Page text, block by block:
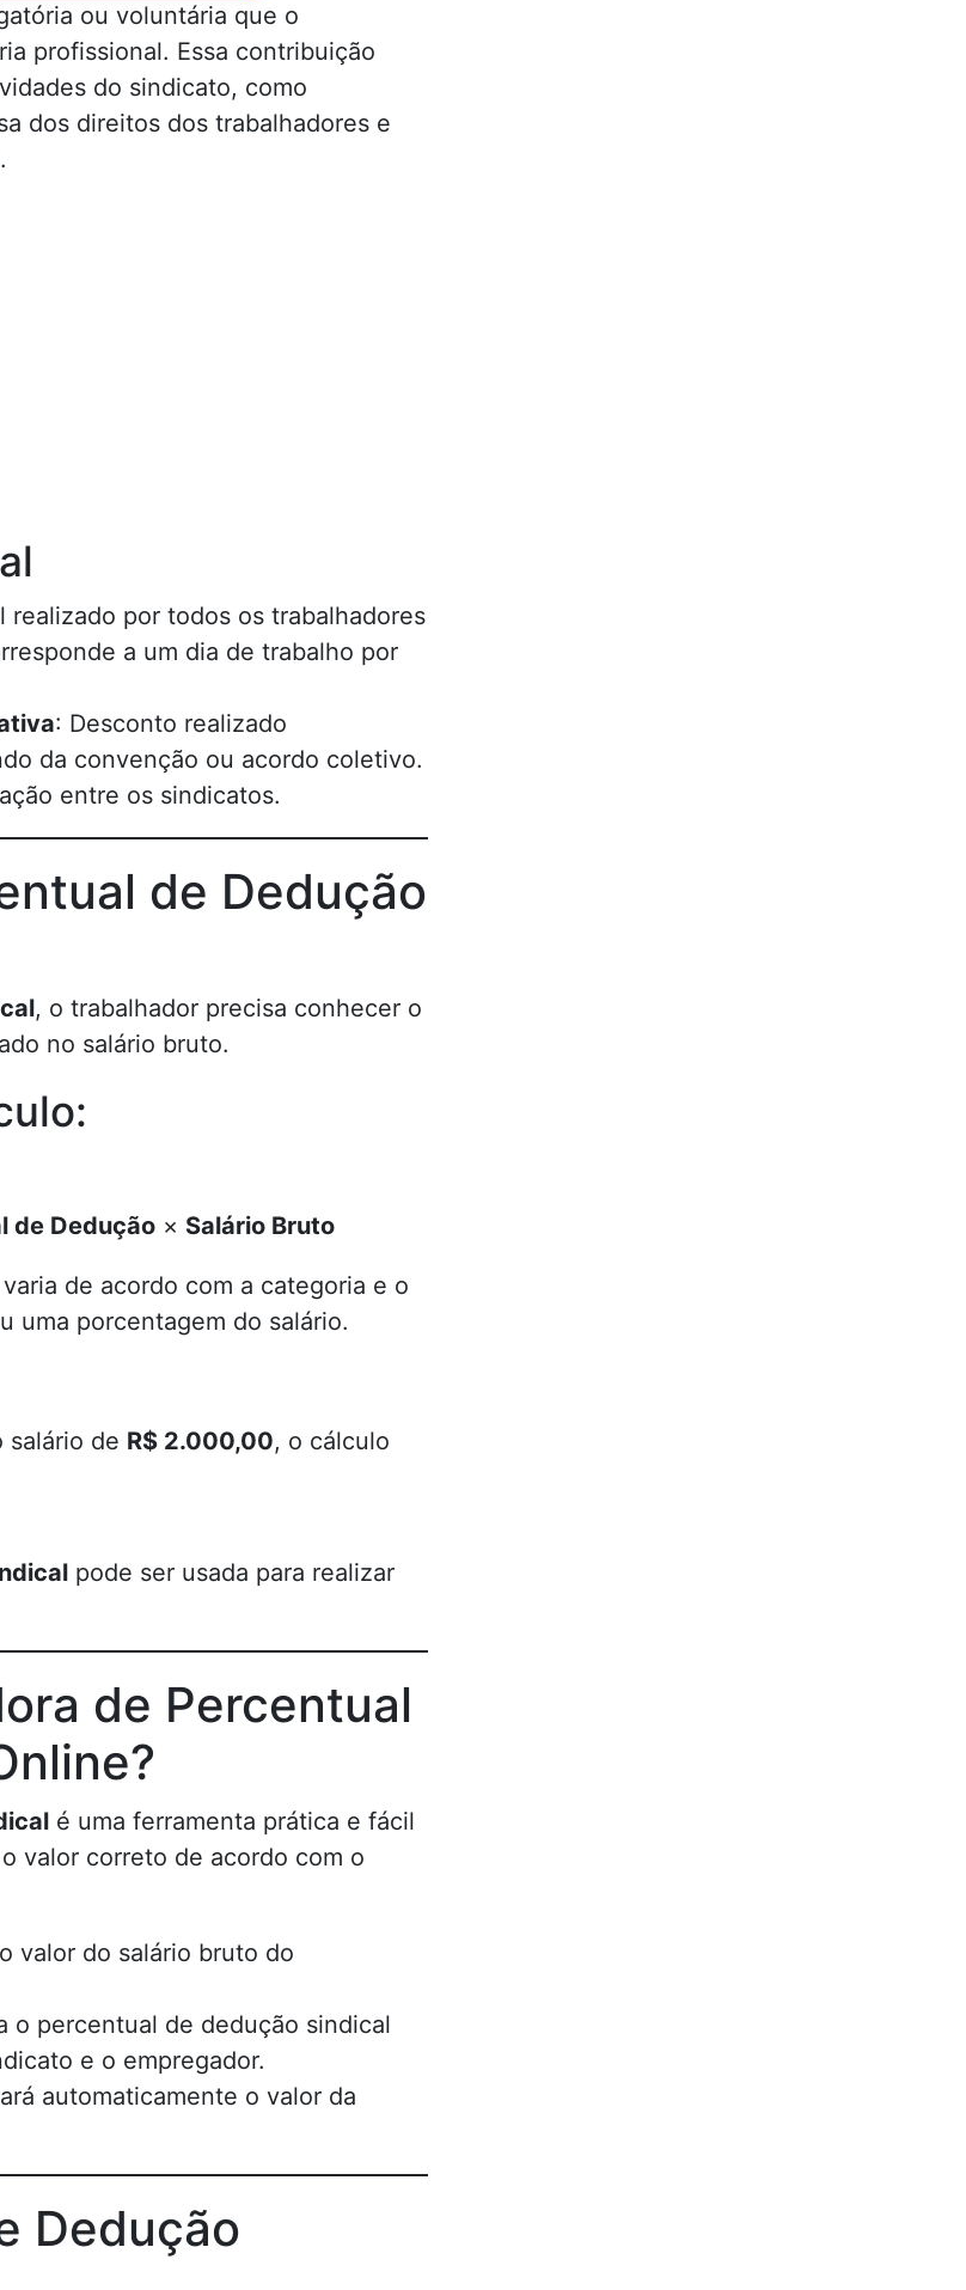
ou voluntária que o
profissional. Essa contribuição
do sindicato, como
dos direitos dos trabalhadores e
realizado por todos os trabalhadores
a um dia de trabalho por
: Desconto realizado
da convenção ou acordo coletivo.
entre os sindicatos.
de Dedução
, o trabalhador precisa conhecer o
no salário bruto.
de Dedução × Salário Bruto
de acordo com a categoria e o
uma porcentagem do salário.
salário de R$ 2.000,00, o cálculo
pode ser usada para realizar
de Percentual
é uma ferramenta prática e fácil
valor correto de acordo com o
valor do salário bruto do
o percentual de dedução sindical
e o empregador.
automaticamente o valor da
Dedução